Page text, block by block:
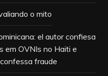
o mito
el autor confiesa
em OVNIs no Haiti e
fraude